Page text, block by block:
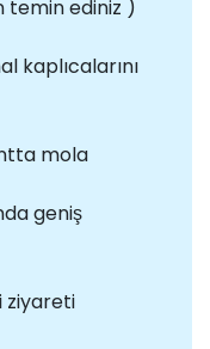
temin ediniz )
kaplıcalarını
mola
geniş
ziyareti